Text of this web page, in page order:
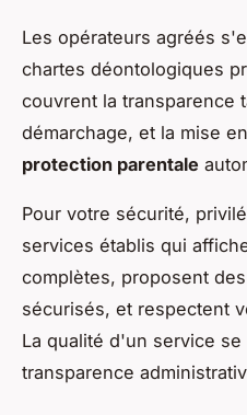
Les opérateurs agréés
chartes déontologiques
couvrent la transparence
démarchage, et la mise
protection parentale
Pour votre sécurité,
services établis qui
complètes, proposent
sécurisés, et respectent
La qualité d'un service se
transparence